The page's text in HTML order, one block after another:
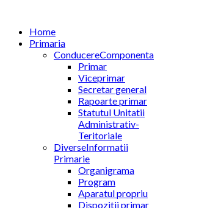
Home
Primaria
ConducereComponenta
Primar
Viceprimar
Secretar general
Rapoarte primar
Statutul Unitatii
Administrativ-
Teritoriale
DiverseInformatii
Primarie
Organigrama
Program
Aparatul propriu
Dispozitii primar